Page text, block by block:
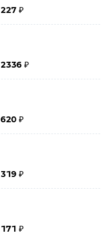
227 ₽
2336 ₽
620 ₽
319 ₽
171 ₽